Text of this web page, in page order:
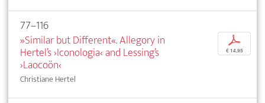
77–116
»Similar but Different«. Allegory in
Hertel’s ›Iconologia‹ and Lessing’s
›Laocoön‹
Christiane Hertel
p
€ 14,95